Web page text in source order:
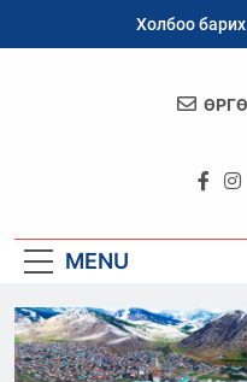
Холбоо барих
MENU